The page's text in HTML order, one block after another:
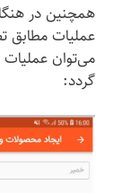
همچنین در
عملیات مطابق
می‌توان
گردد: